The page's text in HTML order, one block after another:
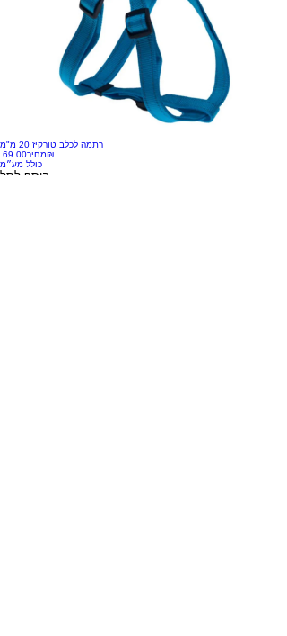
רתמה לכלב טורקיז 20 מ"מ
מחיר‏69.00 ‏₪
כולל מע״מ
הוסף לסל